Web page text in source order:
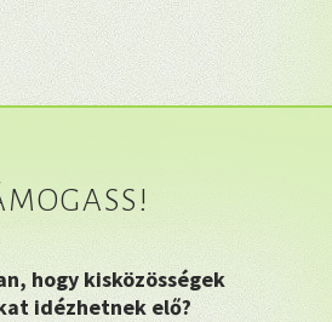
hogy kisközösségek
idézhetnek elő?